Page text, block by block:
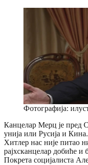
Фотографија:
Канцелар Мерц је пред
унија или Русија и
Хитлер нас није питао
рајхсканцелар добиће и
Покрета социјалиста